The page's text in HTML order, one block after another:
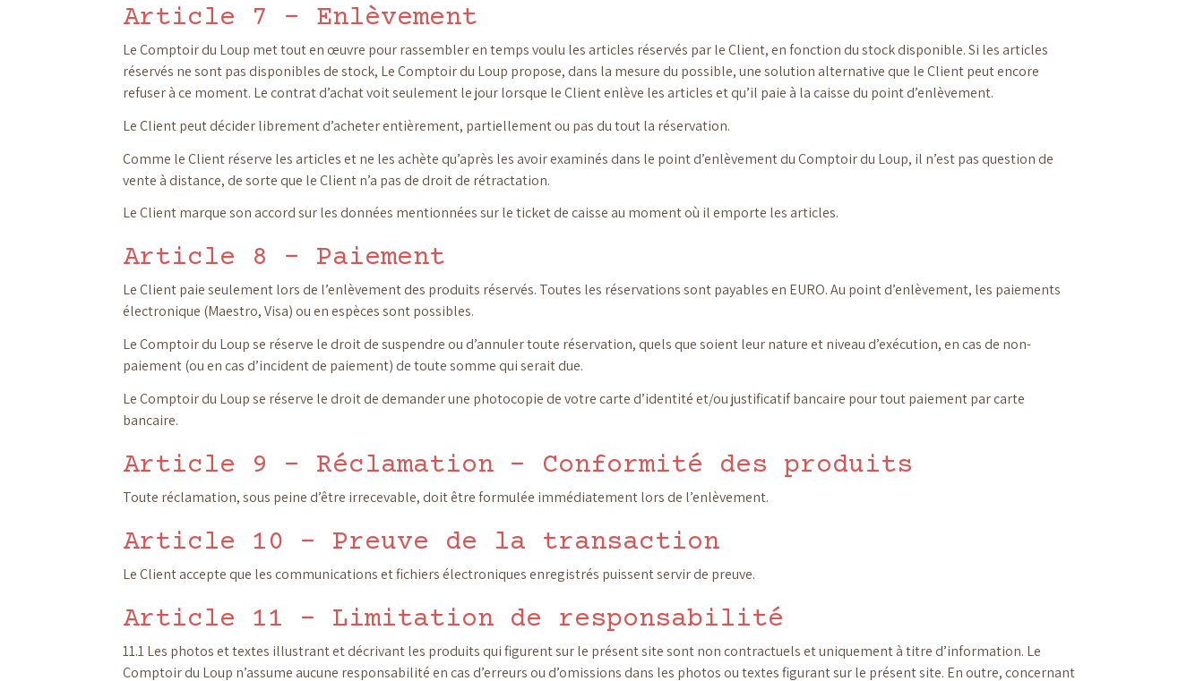
Article 7 – Enlèvement
Le Comptoir du Loup met tout en œuvre pour rassembler en temps voulu les articles réservés par le Client, en fonction du stock disponible. Si les articles
réservés ne sont pas disponibles de stock, Le Comptoir du Loup propose, dans la mesure du possible, une solution alternative que le Client peut encore
refuser à ce moment. Le contrat d’achat voit seulement le jour lorsque le Client enlève les articles et qu’il paie à la caisse du point d’enlèvement.
Le Client peut décider librement d’acheter entièrement, partiellement ou pas du tout la réservation.
Comme le Client réserve les articles et ne les achète qu’après les avoir examinés dans le point d’enlèvement du Comptoir du Loup, il n’est pas question de
vente à distance, de sorte que le Client n’a pas de droit de rétractation.
Le Client marque son accord sur les données mentionnées sur le ticket de caisse au moment où il emporte les articles.
Article 8 – Paiement
Le Client paie seulement lors de l’enlèvement des produits réservés. Toutes les réservations sont payables en EURO. Au point d’enlèvement, les paiements
électronique (Maestro, Visa) ou en espèces sont possibles.
Le Comptoir du Loup se réserve le droit de suspendre ou d’annuler toute réservation, quels que soient leur nature et niveau d’exécution, en cas de non-
paiement (ou en cas d’incident de paiement) de toute somme qui serait due.
Le Comptoir du Loup se réserve le droit de demander une photocopie de votre carte d’identité et/ou justificatif bancaire pour tout paiement par carte
bancaire.
Article 9 – Réclamation – Conformité des produits
Toute réclamation, sous peine d’être irrecevable, doit être formulée immédiatement lors de l’enlèvement.
Article 10 – Preuve de la transaction
Le Client accepte que les communications et fichiers électroniques enregistrés puissent servir de preuve.
Article 11 – Limitation de responsabilité
11.1 Les photos et textes illustrant et décrivant les produits qui figurent sur le présent site sont non contractuels et uniquement à titre d’information. Le
Comptoir du Loup n’assume aucune responsabilité en cas d’erreurs ou d’omissions dans les photos ou textes figurant sur le présent site. En outre, concernant